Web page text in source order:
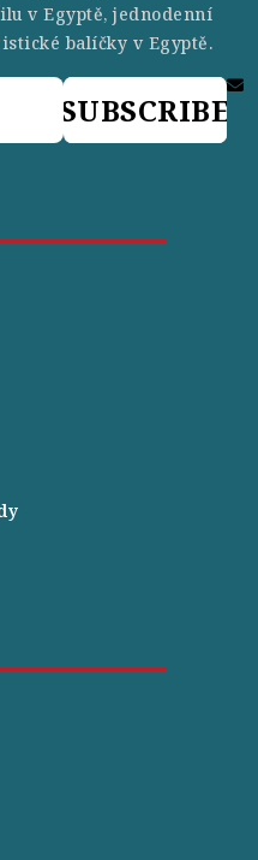
v Egyptě, jednodenní
balíčky v Egyptě.
SUBSCRIBE